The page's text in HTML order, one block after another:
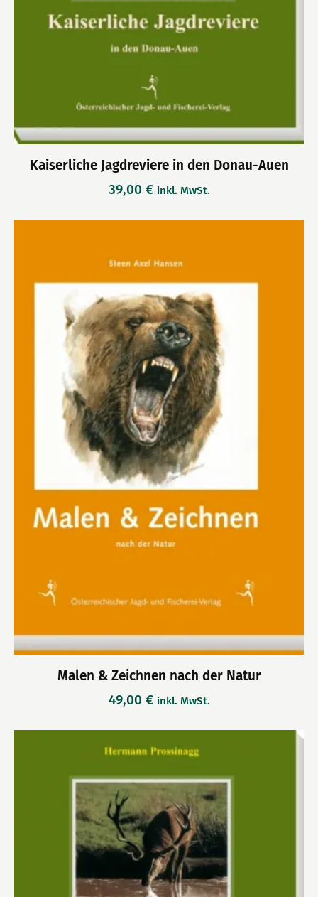
Kaiserliche Jagdreviere in den Donau-Auen
39,00 € inkl. MwSt.
Malen & Zeichnen nach der Natur
49,00 € inkl. MwSt.